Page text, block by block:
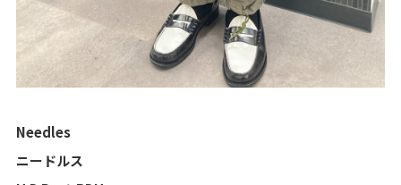
Needles
ニードルス